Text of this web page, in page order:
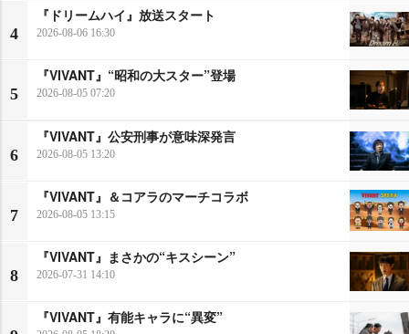
4
『ドリームハイ』放送スタート
2026-08-06 16:30
5
『VIVANT』“昭和の大スター”登場
2026-08-05 07:20
6
『VIVANT』公安刑事が意味深発言
2026-08-05 13:20
7
『VIVANT』＆コアラのマーチコラボ
2026-08-05 13:15
8
『VIVANT』まさかの“キスシーン”
2026-07-31 14:10
『VIVANT』有能キャラに“異変”